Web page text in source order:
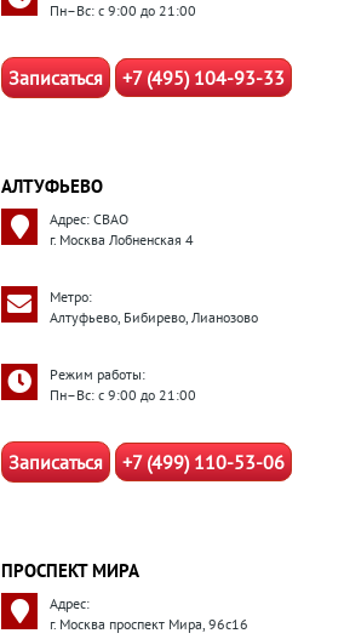
Пн–Вс: с 9:00 до 21:00
Записаться +7 (495) 104-93-33
АЛТУФЬЕВО
Адрес: СВАО
г. Москва Лобненская 4
Метро:
Алтуфьево, Бибирево, Лианозово
Режим работы:
Пн–Вс: с 9:00 до 21:00
Записаться +7 (499) 110-53-06
ПРОСПЕКТ МИРА
Адрес:
г. Москва проспект Мира, 96с16